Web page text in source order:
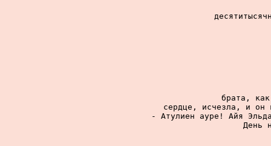
брата,
сердце, исчезла, и он
- Атулиен ауре! Айя
День